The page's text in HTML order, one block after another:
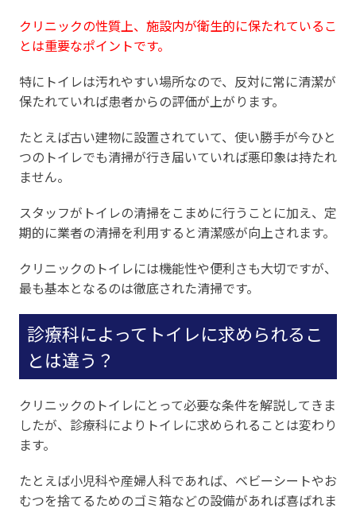
クリニックの性質上、施設内が衛生的に保たれているこ
とは重要なポイントです。
特にトイレは汚れやすい場所なので、反対に常に清潔が
保たれていれば患者からの評価が上がります。
たとえば古い建物に設置されていて、使い勝手が今ひと
つのトイレでも清掃が行き届いていれば悪印象は持たれ
ません。
スタッフがトイレの清掃をこまめに行うことに加え、定
期的に業者の清掃を利用すると清潔感が向上されます。
クリニックのトイレには機能性や便利さも大切ですが、
最も基本となるのは徹底された清掃です。
診療科によってトイレに求められるこ
とは違う？
クリニックのトイレにとって必要な条件を解説してきま
したが、診療科によりトイレに求められることは変わり
ます。
たとえば小児科や産婦人科であれば、ベビーシートやお
むつを捨てるためのゴミ箱などの設備があれば喜ばれま